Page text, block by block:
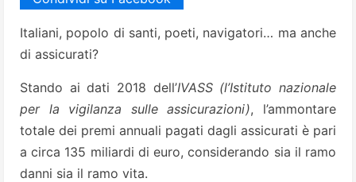
Italiani, popolo di santi, poeti, navigatori… ma anche
di assicurati?
Stando ai dati 2018 dell’IVASS (l’Istituto nazionale
per la vigilanza sulle assicurazioni), l’ammontare
totale dei premi annuali pagati dagli assicurati è pari
a circa 135 miliardi di euro, considerando sia il ramo
danni sia il ramo vita.